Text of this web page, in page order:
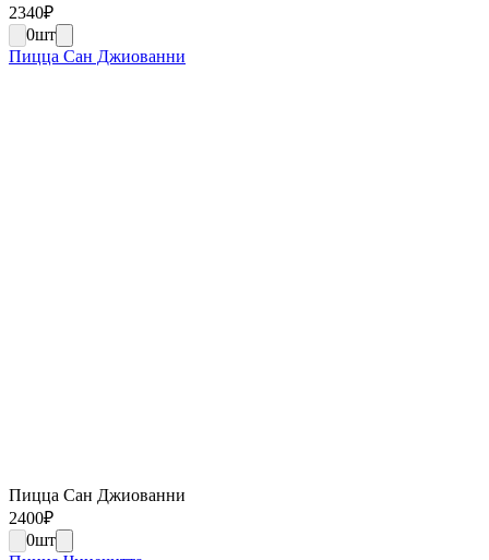
2340₽
0шт
Пицца Сан Джиованни
Пицца Сан Джиованни
2400₽
0шт